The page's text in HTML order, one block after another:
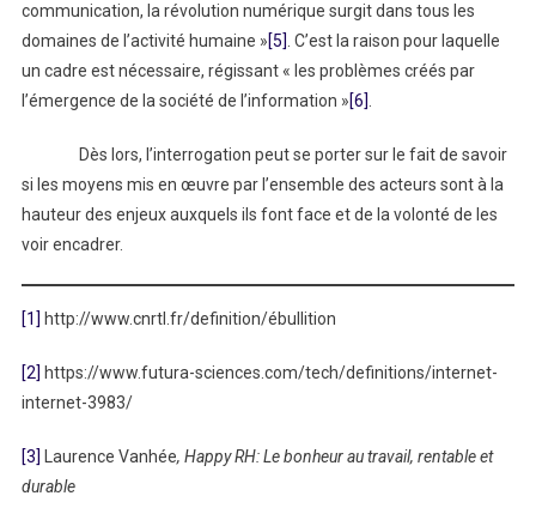
communication, la révolution numérique surgit dans tous les
domaines de l’activité humaine »[5]. C’est la raison pour laquelle
un cadre est nécessaire, régissant « les problèmes créés par
l’émergence de la société de l’information »[6].
Dès lors, l’interrogation peut se porter sur le fait de savoir
si les moyens mis en œuvre par l’ensemble des acteurs sont à la
hauteur des enjeux auxquels ils font face et de la volonté de les
voir encadrer.
[1] http://www.cnrtl.fr/definition/ébullition
[2] https://www.futura-sciences.com/tech/definitions/internet-
internet-3983/
[3] Laurence Vanhée, Happy RH: Le bonheur au travail, rentable et
durable